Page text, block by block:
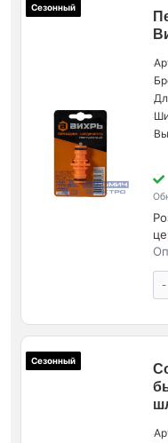
Сезонный
-
Сезонный